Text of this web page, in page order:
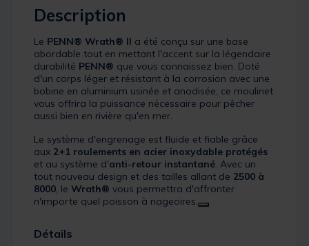
Description
Le PENN® Wrath® II a été conçu sur une base
abordable tout en mettant l'accent sur la légendaire
durabilité PENN® que vous connaissez bien. Doté
d'un corps léger et résistant à la corrosion avec une
bobine en aluminium usinée et anodisée, ce moulinet
vous offrira la puissance nécessaire pour pêcher
aussi bien en rivière qu'en mer.
Le système d'engrenage est fluide et fiable grâce
aux 2+1 roulements en acier inoxydable protégés
et au système d'anti-retour instantané. Avec un
tout nouveau design et des tailles allant de 2500 à
8000, le Wrath® vous permettra d'affronter
n'importe quel poisson à nageoires.
Détails